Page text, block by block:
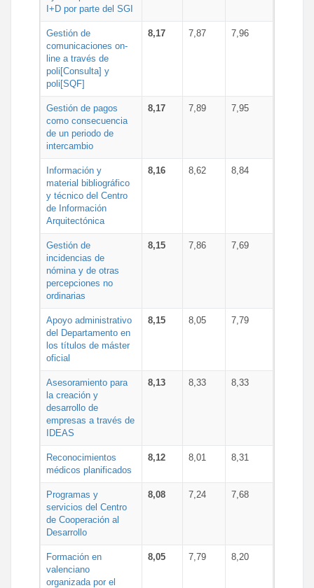
I+D por parte del SGI
Gestión de
comunicaciones on-
line a través de
poli[Consulta] y
poli[SQF]
8,17 7,87 7,96
Gestión de pagos
como consecuencia
de un periodo de
intercambio
8,17 7,89 7,95
Información y
material bibliográfico
y técnico del Centro
de Información
Arquitectónica
8,16 8,62 8,84
Gestión de
incidencias de
nómina y de otras
percepciones no
ordinarias
8,15 7,86 7,69
Apoyo administrativo
del Departamento en
los títulos de máster
oficial
8,15 8,05 7,79
Asesoramiento para
la creación y
desarrollo de
empresas a través de
IDEAS
8,13 8,33 8,33
Reconocimientos
médicos planificados
8,12 8,01 8,31
Programas y
servicios del Centro
de Cooperación al
Desarrollo
8,08 7,24 7,68
Formación en
valenciano
organizada por el
8,05 7,79 8,20